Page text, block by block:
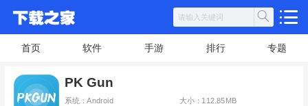
首页 软件 手游 排行 专题
PK Gun
系统：Android 大小：112.85MB